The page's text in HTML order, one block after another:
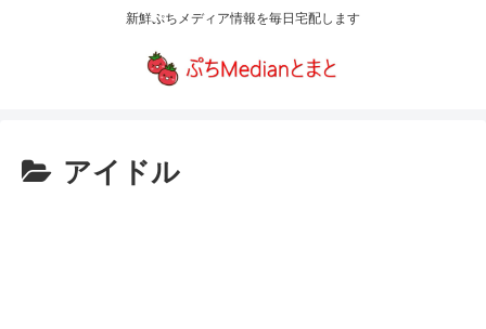
新鮮ぷちメディア情報を毎日宅配します
アイドル